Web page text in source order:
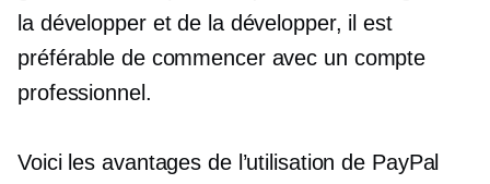
la développer et de la développer, il est
préférable de commencer avec un compte
professionnel.
Voici les avantages de l’utilisation de PayPal